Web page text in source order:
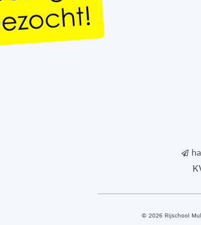
© 2026 Rijschool